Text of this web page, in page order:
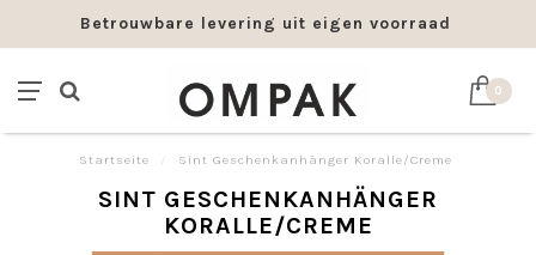
Betrouwbare levering uit eigen voorraad
0
Startseite Sint Geschenkanhänger Koralle/Creme
SINT GESCHENKANHÄNGER
KORALLE/CREME